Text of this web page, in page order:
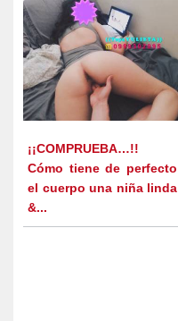
¡¡COMPRUEBA…!!
Cómo tiene de perfecto
el cuerpo una niña linda
&...